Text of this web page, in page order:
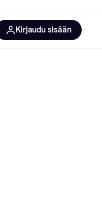
Kirjaudu sisään